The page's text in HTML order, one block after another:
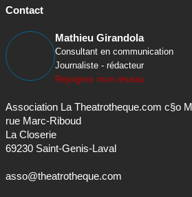
Contact
Mathieu Girandola
Consultant en communication
Journaliste - rédacteur
Rejoignez mon réseau
Association La Theatrotheque.com c§o
rue Marc-Riboud
La Closerie
69230 Saint-Genis-Laval
asso@theatrotheque.com